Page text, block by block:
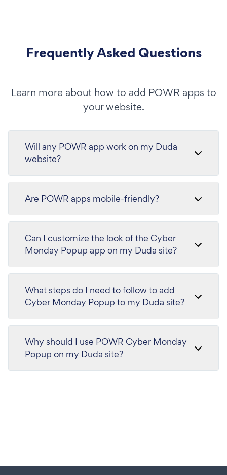
Frequently Asked Questions
Learn more about how to add POWR apps to
your website.
Will any POWR app work on my Duda
website?
Are POWR apps mobile-friendly?
Can I customize the look of the Cyber
Monday Popup app on my Duda site?
What steps do I need to follow to add
Cyber Monday Popup to my Duda site?
Why should I use POWR Cyber Monday
Popup on my Duda site?